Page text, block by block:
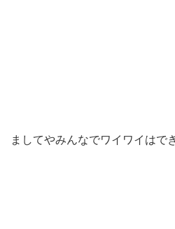
ましてやみんなでワイワイはで